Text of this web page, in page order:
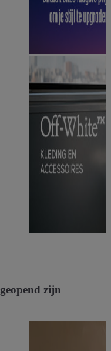
zijn